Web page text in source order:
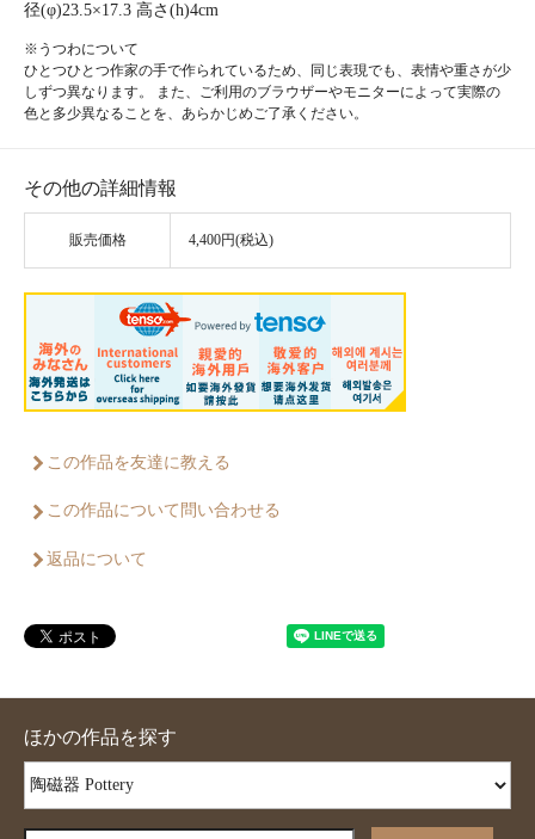
径(φ)23.5×17.3 高さ(h)4cm
※うつわについて
ひとつひとつ作家の手で作られているため、同じ表現でも、表情や重さが少
しずつ異なります。 また、ご利用のブラウザーやモニターによって実際の
色と多少異なることを、あらかじめご了承ください。
その他の詳細情報
販売価格 4,400円(税込)
この作品を友達に教える
この作品について問い合わせる
返品について
ほかの作品を探す